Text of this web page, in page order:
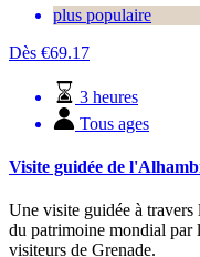
plus populaire
Dès €69.17
3 heures
Tous ages
Visite guidée de
Une visite guidée à travers
du patrimoine mondial par
visiteurs de Grenade.